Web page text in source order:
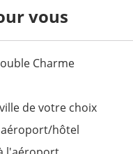
vous
Charme
de votre choix
hôtel